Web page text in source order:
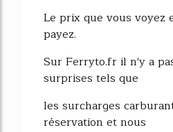
Le prix que vous voyez
payez.
Sur Ferryto.fr il n'y a
surprises tels que
les surcharges
réservation et nous